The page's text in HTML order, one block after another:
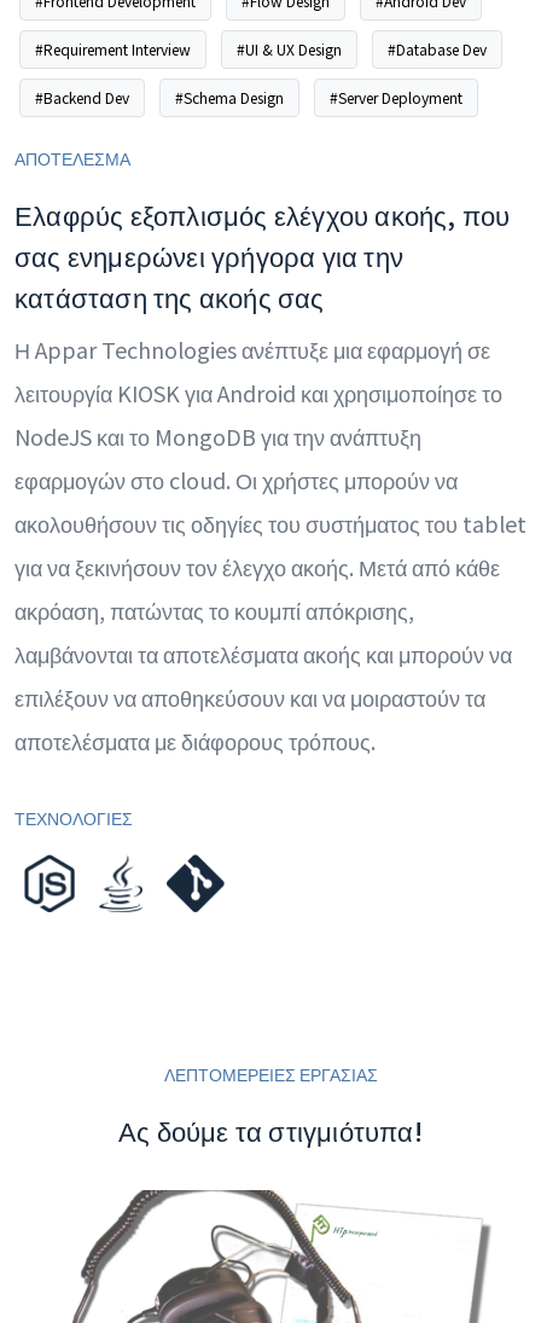
#Requirement Interview #UI & UX Design #Database Dev
#Backend Dev #Schema Design #Server Deployment
ΑΠΟΤΕΛΕΣΜΑ
Ελαφρύς εξοπλισμός ελέγχου ακοής, που
σας ενημερώνει γρήγορα για την
κατάσταση της ακοής σας
Η Appar Technologies ανέπτυξε μια εφαρμογή σε
λειτουργία KIOSK για Android και χρησιμοποίησε το
NodeJS και το MongoDB για την ανάπτυξη
εφαρμογών στο cloud. Οι χρήστες μπορούν να
ακολουθήσουν τις οδηγίες του συστήματος του tablet
για να ξεκινήσουν τον έλεγχο ακοής. Μετά από κάθε
ακρόαση, πατώντας το κουμπί απόκρισης,
λαμβάνονται τα αποτελέσματα ακοής και μπορούν να
επιλέξουν να αποθηκεύσουν και να μοιραστούν τα
αποτελέσματα με διάφορους τρόπους.
ΤΕΧΝΟΛΟΓΙΕΣ
ΛΕΠΤΟΜΕΡΕΙΕΣ ΕΡΓΑΣΙΑΣ
Ας δούμε τα στιγμιότυπα!